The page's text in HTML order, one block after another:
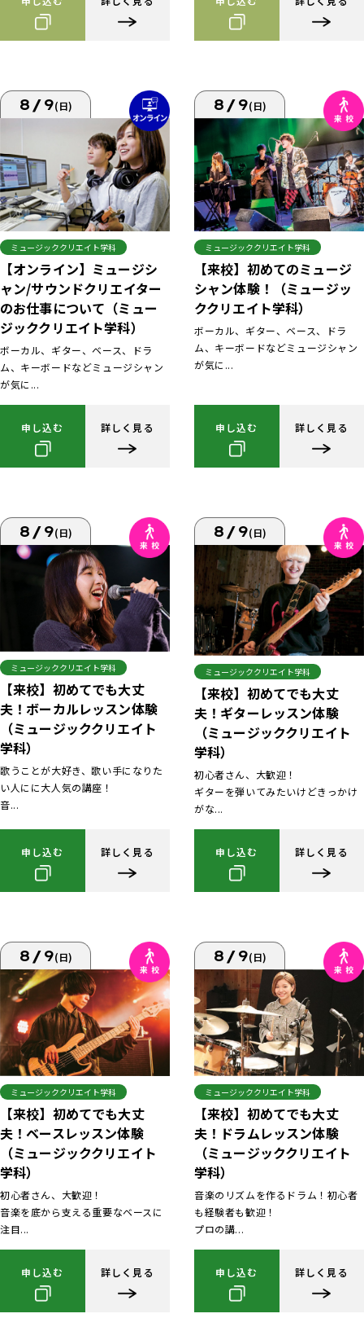
8/9(日)
ミュージッククリエイト学科
【オンライン】ミュージシ
ャン/サウンドクリエイター
のお仕事について（ミュー
ジッククリエイト学科）
ボーカル、ギター、ベース、ドラ
ム、キーボードなどミュージシャン
が気に...
申し込む 詳しく見る
8/9(日)
ミュージッククリエイト学科
【来校】初めてのミュージ
シャン体験！（ミュージッ
ククリエイト学科）
ボーカル、ギター、ベース、ドラ
ム、キーボードなどミュージシャン
が気に...
申し込む 詳しく見る
8/9(日)
ミュージッククリエイト学科
【来校】初めてでも大丈
夫！ボーカルレッスン体験
（ミュージッククリエイト
学科）
歌うことが大好き、歌い手になりた
い人にに大人気の講座！
音...
申し込む 詳しく見る
8/9(日)
ミュージッククリエイト学科
【来校】初めてでも大丈
夫！ギターレッスン体験
（ミュージッククリエイト
学科）
初心者さん、大歓迎！
ギターを弾いてみたいけどきっかけ
がな...
申し込む 詳しく見る
8/9(日)
ミュージッククリエイト学科
【来校】初めてでも大丈
夫！ベースレッスン体験
（ミュージッククリエイト
学科）
初心者さん、大歓迎！
音楽を底から支える重要なベースに
注目...
申し込む 詳しく見る
8/9(日)
ミュージッククリエイト学科
【来校】初めてでも大丈
夫！ドラムレッスン体験
（ミュージッククリエイト
学科）
音楽のリズムを作るドラム！初心者
も経験者も歓迎！
プロの講...
申し込む 詳しく見る